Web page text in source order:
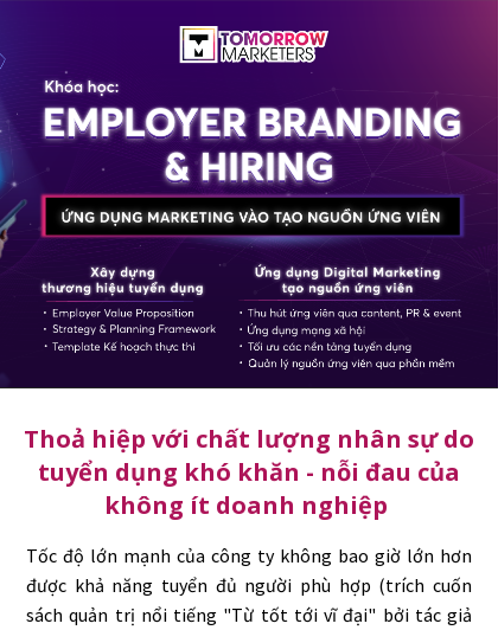
Tốc độ lớn mạnh của công ty không bao giờ lớn hơn
được khả năng tuyển đủ người phù hợp (trích cuốn
sách quản trị nổi tiếng "Từ tốt tới vĩ đại" bởi tác giả
Thoả hiệp với chất lượng nhân sự do
tuyển dụng khó khăn - nỗi đau của
không ít doanh nghiệp